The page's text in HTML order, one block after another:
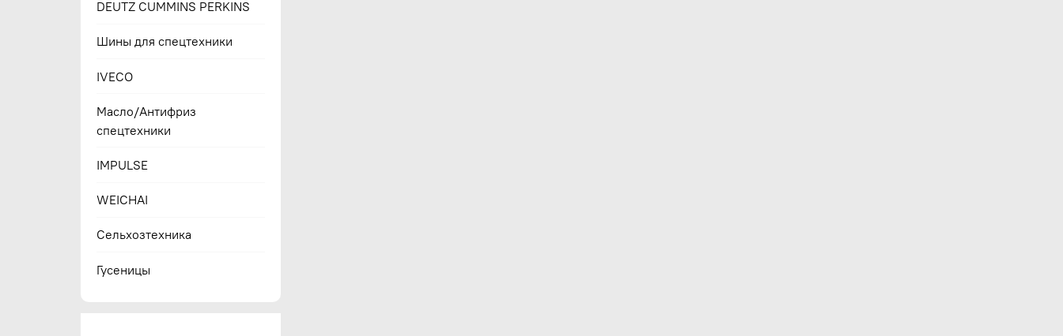
DEUTZ CUMMINS PERKINS
Шины для спецтехники
IVECO
Масло/Антифриз
спецтехники
IMPULSE
WEICHAI
Сельхозтехника
Гусеницы